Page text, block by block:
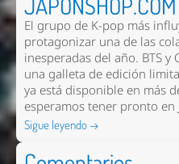
El grupo de K-pop más
protagonizar una de las
inesperadas del año. BTS
una galleta de edición
ya está disponible en más
esperamos tener pronto en
Sigue leyendo →